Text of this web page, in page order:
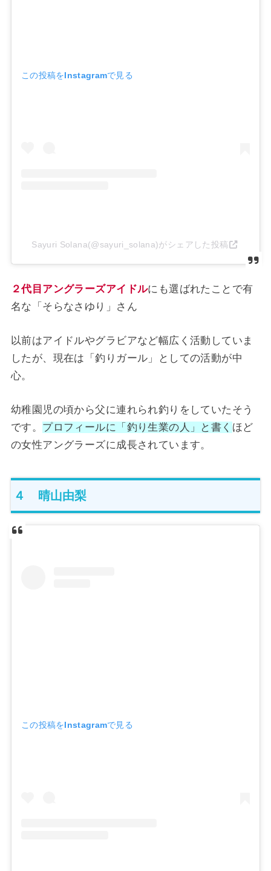
この投稿をInstagramで見る
Sayuri Solana(@sayuri_solana)がシェアした投稿
２代目アングラーズアイドルにも選ばれたことで有
名な「そらなさゆり」さん
以前はアイドルやグラビアなど幅広く活動していま
したが、現在は「釣りガール」としての活動が中
心。
幼稚園児の頃から父に連れられ釣りをしていたそう
です。 プロフィールに「釣り生業の人」と書く ほど
の女性アングラーズに成長されています。
４ 晴山由梨
この投稿をInstagramで見る